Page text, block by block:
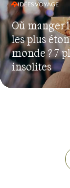
IDÉES VOYAGE
Où manger
les plus
monde ? 7
insolites